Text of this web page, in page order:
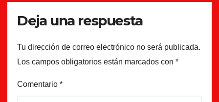
Deja una respuesta
Tu dirección de correo electrónico no será publicada.
Los campos obligatorios están marcados con *
Comentario *